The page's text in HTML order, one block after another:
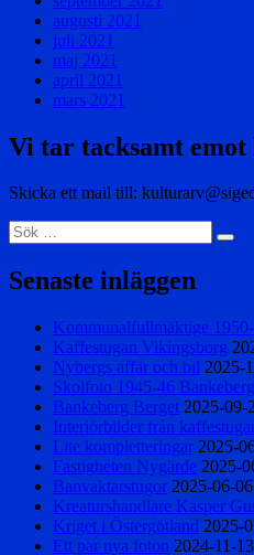
augusti 2021
juli 2021
maj 2021
april 2021
mars 2021
Vi tar tacksamt
Skicka ett mail till:
Sök
efter:
Sök
Senaste inläggen
Kommunalfullmäktige
Kaffestugan Vikingsborg
Nybergs affär och bil 2025-
Skolfoto 1945-46
Bankeberg Berget 2025-09-
Interiörbilder från
Lite kompletteringar 2025-
Fastigheten Nygärde 2025-
Banvaktarstugor 2025-06-06
Kreaturshandlare Kasper
Kriget i Östergötland 2025-
Ett par nya foton 2024-11-13